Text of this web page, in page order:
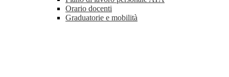
Orario docenti
Graduatorie e mobilità